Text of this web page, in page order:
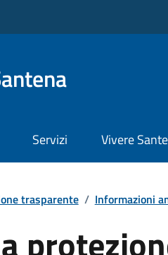
Servizi Vivere
trasparente / Informazioni